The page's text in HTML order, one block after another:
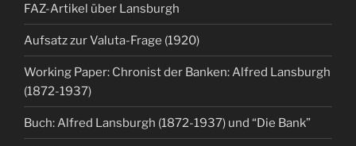
FAZ-Artikel über Lansburgh
Aufsatz zur Valuta-Frage (1920)
Working Paper: Chronist der Banken: Alfred Lansburgh
(1872-1937)
Buch: Alfred Lansburgh (1872-1937) und “Die Bank”